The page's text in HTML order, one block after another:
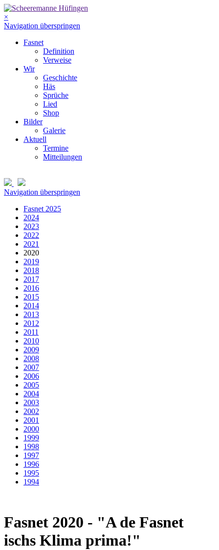
×
Navigation überspringen
Fasnet
Definition
Verweise
Wir
Geschichte
Häs
Sprüche
Lied
Shop
Bilder
Galerie
Aktuell
Termine
Mitteilungen
Navigation überspringen
Fasnet 2025
2024
2023
2022
2021
2020
2019
2018
2017
2016
2015
2014
2013
2012
2011
2010
2009
2008
2007
2006
2005
2004
2003
2002
2001
2000
1999
1998
1997
1996
1995
1994
Fasnet 2020 - "A de Fasnet
ischs Klima prima!"